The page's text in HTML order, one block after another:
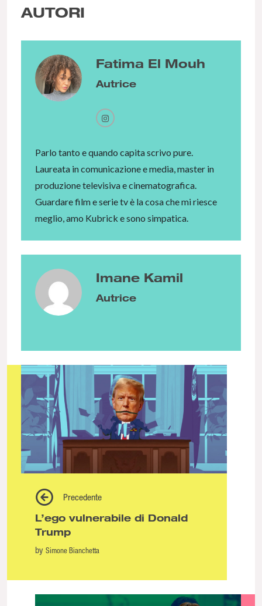
AUTORI
Fatima El Mouh
Autrice
Parlo tanto e quando capita scrivo pure.
Laureata in comunicazione e media, master in
produzione televisiva e cinematografica.
Guardare film e serie tv è la cosa che mi riesce
meglio, amo Kubrick e sono simpatica.
Imane Kamil
Autrice
Precedente
L’ego vulnerabile di Donald
Trump
by Simone Bianchetta